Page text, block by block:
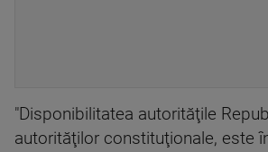
"Disponibilitatea autorităţile
autorităţilor constituţionale, este